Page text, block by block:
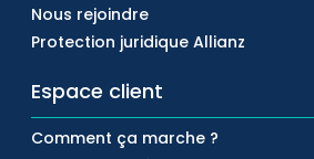
Nous rejoindre
Protection juridique Allianz
Espace client
Comment ça marche ?